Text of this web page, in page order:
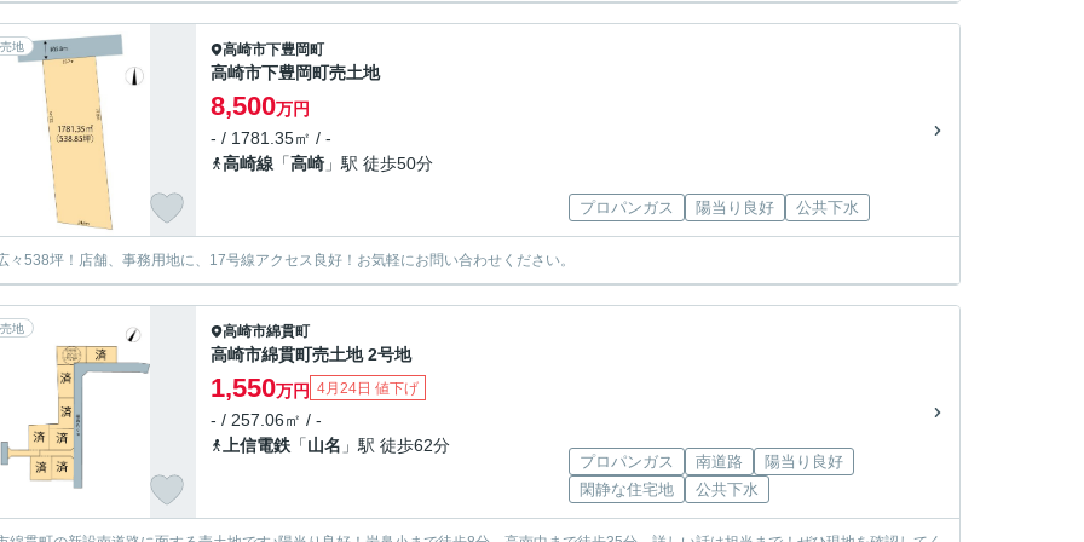
売地 高崎市下豊岡町
高崎市下豊岡町売土地
8,500万円
- / 1781.35㎡ / -
高崎線 「高崎 」駅 徒歩50分
プロパンガス 陽当り良好 公共下水
々538坪！店舗、事務用地に、17号線アクセス良好！お気軽にお問い合わせください。
売地 高崎市綿貫町
高崎市綿貫町売土地 2号地
1,550万円 4月24日 値下げ
- / 257.06㎡ / -
上信電鉄 「山名 」駅 徒歩62分
プロパンガス 南道路
陽当り良好
閑静な住宅地
公共下水